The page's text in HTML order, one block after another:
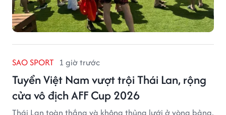
SAO SPORT 1 giờ trước
Tuyển Việt Nam vượt trội Thái Lan, rộng
cửa vô địch AFF Cup 2026
Thái Lan toàn thắng và không thủng lưới ở vòng bảng,